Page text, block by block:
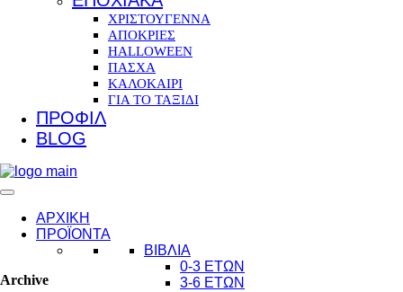
ΧΡΙΣΤΟΥΓΕΝΝΑ
ΑΠΟΚΡΙΕΣ
HALLOWEEN
ΠΑΣΧΑ
ΚΑΛΟΚΑΙΡΙ
ΓΙΑ ΤΟ ΤΑΞΙΔΙ
ΠΡΟΦΙΛ
BLOG
ΑΡΧΙΚΗ
ΠΡΟΪΟΝΤΑ
ΒΙΒΛΙΑ
0-3 ΕΤΩΝ
3-6 ΕΤΩΝ
Archive